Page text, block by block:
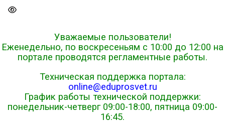
Уважаемые пользователи!
Еженедельно, по воскресеньям с 10:00 до 12:00 на
портале проводятся регламентные работы.
Техническая поддержка портала:
online@eduprosvet.ru
График работы технической поддержки:
понедельник-четверг 09:00-18:00, пятница 09:00-
16:45.